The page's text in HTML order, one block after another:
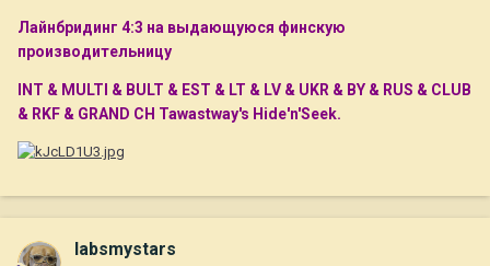
Лайнбридинг 4:3 на выдающуюся финскую
производительницу
INT & MULTI & BULT & EST & LT & LV & UKR & BY & RUS & CLUB
& RKF & GRAND CH Tawastway's Hide'n'Seek.
labsmystars